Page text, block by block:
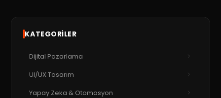
KATEGORILER
Dijital Pazarlama
UI/UX Tasarım
Yapay Zeka & Otomasyon